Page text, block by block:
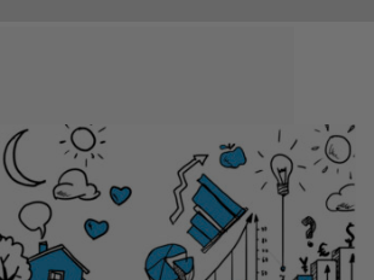
näytä kaikki sisältö